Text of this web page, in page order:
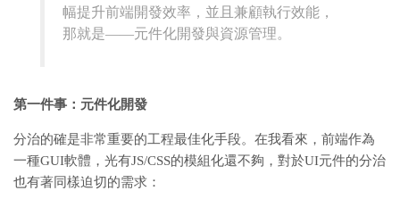
幅提升前端開發效率，並且兼顧執行效能，
那就是——元件化開發與資源管理。
第一件事：元件化開發
分治的確是非常重要的工程最佳化手段。在我看來，前端作為
一種GUI軟體，光有JS/CSS的模組化還不夠，對於UI元件的分治
也有著同樣迫切的需求：